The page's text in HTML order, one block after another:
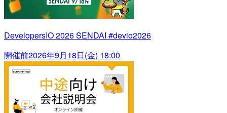
DevelopersIO 2026 SENDAI #devio2026
開催前2026年9月18日(金) 18:00